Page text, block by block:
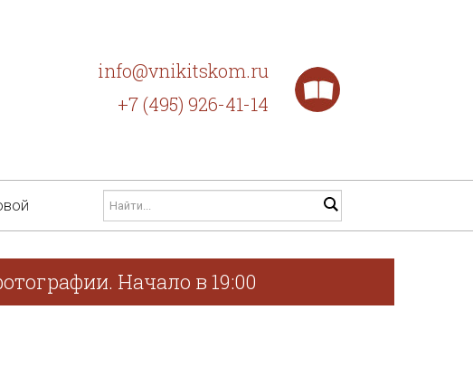
info@vnikitskom.ru
+7 (495) 926-41-14
Начало в 19:00